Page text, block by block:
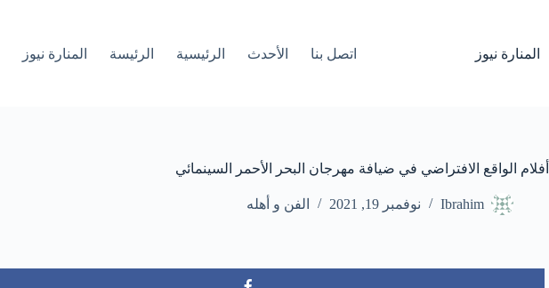
المنارة نيوز اتصل بنا الأحدث الرئيسية الرئیسة المنارة نيوز
أفلام الواقع الافتراضي في ضيافة مهرجان البحر الأحمر السينمائي
Ibrahim نوفمبر 19, 2021 الفن و أهله